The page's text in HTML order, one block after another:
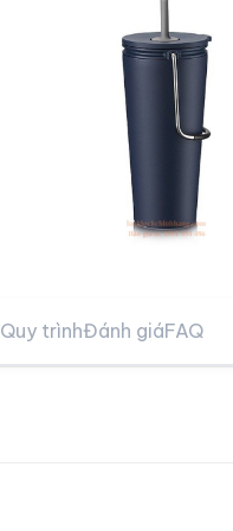
Quy trìnhĐánh giáFAQ